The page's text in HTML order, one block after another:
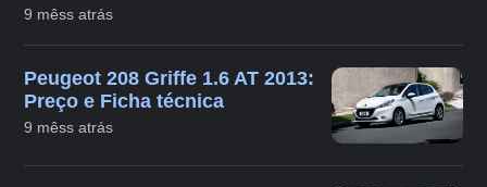
9 mêss atrás
Peugeot 208 Griffe 1.6 AT 2013:
Preço e Ficha técnica
9 mêss atrás